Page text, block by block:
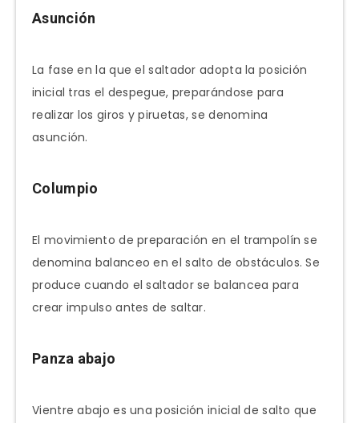
Asunción
La fase en la que el saltador adopta la posición
inicial tras el despegue, preparándose para
realizar los giros y piruetas, se denomina
asunción.
Columpio
El movimiento de preparación en el trampolín se
denomina balanceo en el salto de obstáculos. Se
produce cuando el saltador se balancea para
crear impulso antes de saltar.
Panza abajo
Vientre abajo es una posición inicial de salto que